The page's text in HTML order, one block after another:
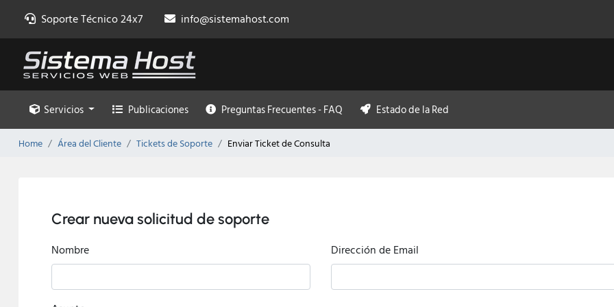
Soporte Técnico 24x7 info@sistemahost.com
Servicios Publicaciones Preguntas Frecuentes - FAQ Estado de la Red
Home Área del Cliente Tickets de Soporte Enviar Ticket de Consulta
Crear nueva solicitud de soporte
Nombre Dirección de Email